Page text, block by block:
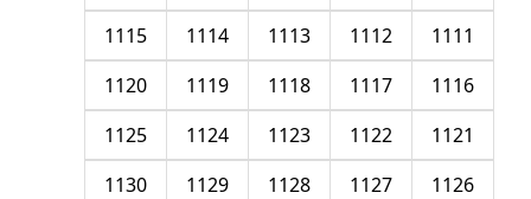
1111
1112
1113
1114
1115
1116
1117
1118
1119
1120
1121
1122
1123
1124
1125
1126
1127
1128
1129
1130